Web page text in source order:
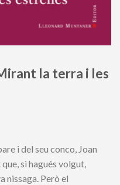
la terra i les
i del seu conco, Joan
si hagués volgut,
nissaga. Però el